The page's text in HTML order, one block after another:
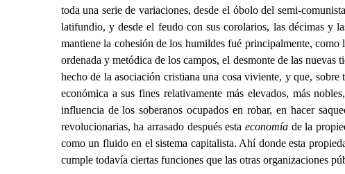
toda una serie de variaciones, desde el óbolo del semi-
latifundio, y desde el feudo con sus corolarios, las décimas y
mantiene la cohesión de los humildes fué principalmente,
ordenada y metódica de los campos, el desmonte de las nuevas
hecho de la asociación cristiana una cosa viviente, y que,
económica a sus fines relativamente más elevados, más
influencia de los soberanos ocupados en robar, en hacer
revolucionarias, ha arrasado después estaeconomía de la
como un fluido en el sistema capitalista. Ahí donde esta
cumple todavía ciertas funciones que las otras organizaciones